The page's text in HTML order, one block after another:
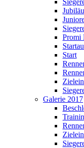
Promi
Start
Galerie 2017